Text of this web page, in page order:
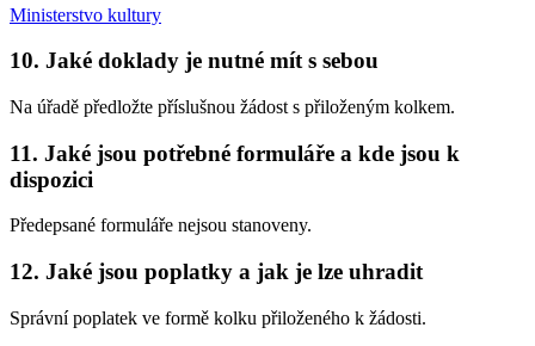
Ministerstvo kultury
10. Jaké doklady je nutné mít s sebou
Na úřadě předložte příslušnou žádost s přiloženým kolkem.
11. Jaké jsou potřebné formuláře a kde jsou k
dispozici
Předepsané formuláře nejsou stanoveny.
12. Jaké jsou poplatky a jak je lze uhradit
Správní poplatek ve formě kolku přiloženého k žádosti.